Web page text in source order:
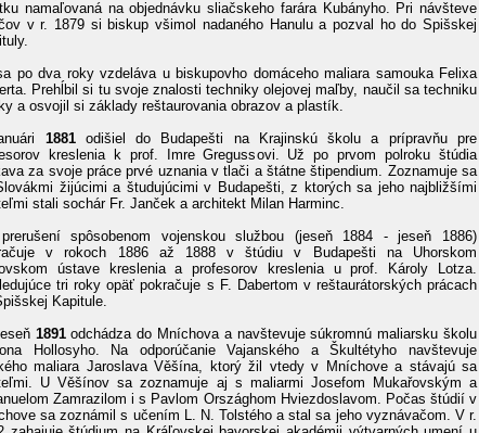
namaľovaná na objednávku sliačskeho farára Kubányho. Pri návšteve
v r. 1879 si biskup všimol nadaného Hanulu a pozval ho do Spišskej
po dva roky vzdeláva u biskupovho domáceho maliara samouka Felixa
Prehĺbil si tu svoje znalosti techniky olejovej maľby, naučil sa techniku
a osvojil si základy reštaurovania obrazov a plastík.
1881odišiel do Budapešti na Krajinskú školu a prípravňu pre
kreslenia k prof. Imre Gregussovi. Už po prvom polroku štúdia
za svoje práce prvé uznania v tlači a štátne štipendium. Zoznamuje sa
žijúcimi a študujúcimi v Budapešti, z ktorých sa jeho najbližšími
stali sochár Fr. Janček a architekt Milan Harminc.
spôsobenom vojenskou službou (jeseň 1884 - jeseň 1886)
v rokoch 1886 až 1888 v štúdiu v Budapešti na Uhorskom
ústave kreslenia a profesorov kreslenia u prof. Károly Lotza.
tri roky opäť pokračuje s F. Dabertom v reštaurátorských prácach
Kapitule.
1891odchádza do Mníchova a navštevuje súkromnú maliarsku školu
Hollosyho. Na odporúčanie Vajanského a Škultétyho navštevuje
maliara Jaroslava Věšína, ktorý žil vtedy v Mníchove a stávajú sa
U Věšínov sa zoznamuje aj s maliarmi Josefom Mukařovským a
Zamrazilom i s Pavlom Országhom Hviezdoslavom. Počas štúdií v
sa zoznámil s učením L. N. Tolstého a stal sa jeho vyznávačom. V r.